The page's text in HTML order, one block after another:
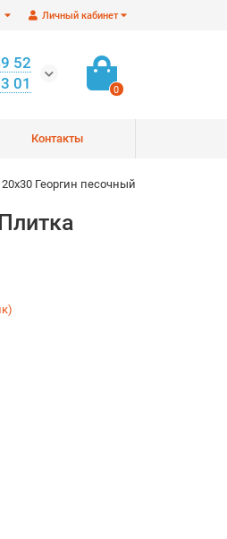
Личный кабинет
52
01
0
Контакты
Георгин песочный